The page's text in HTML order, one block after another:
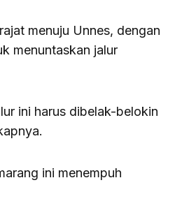
menuju Unnes, dengan
menuntaskan jalur
ini harus dibelak-belokin
ini menempuh